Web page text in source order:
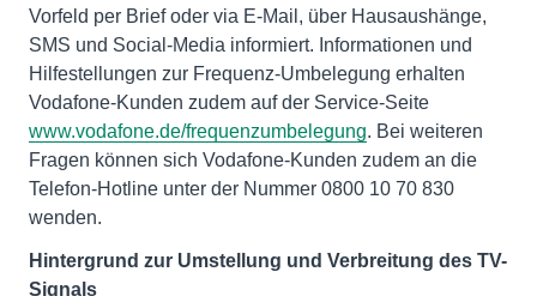
Vorfeld per Brief oder via E-Mail, über Hausaushänge,
SMS und Social-Media informiert. Informationen und
Hilfestellungen zur Frequenz-Umbelegung erhalten
Vodafone-Kunden zudem auf der Service-Seite
www.vodafone.de/frequenzumbelegung. Bei weiteren
Fragen können sich Vodafone-Kunden zudem an die
Telefon-Hotline unter der Nummer 0800 10 70 830
wenden.
Hintergrund zur Umstellung und Verbreitung des TV-
Signals